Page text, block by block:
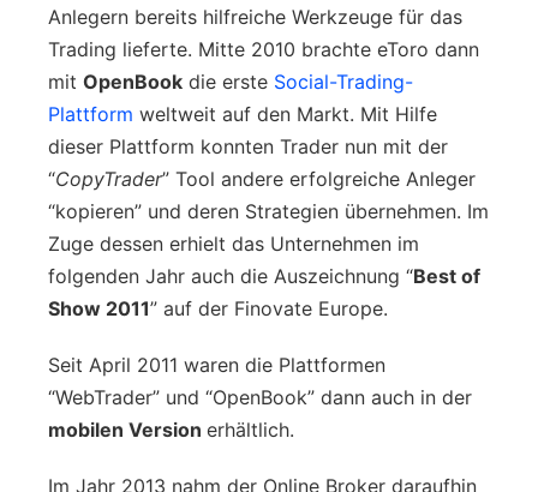
Anlegern bereits hilfreiche Werkzeuge für das
Trading lieferte. Mitte 2010 brachte eToro dann
mit OpenBook die erste Social-Trading-
Plattform weltweit auf den Markt. Mit Hilfe
dieser Plattform konnten Trader nun mit der
“CopyTrader” Tool andere erfolgreiche Anleger
“kopieren” und deren Strategien übernehmen. Im
Zuge dessen erhielt das Unternehmen im
folgenden Jahr auch die Auszeichnung “Best of
Show 2011” auf der Finovate Europe.
Seit April 2011 waren die Plattformen
“WebTrader” und “OpenBook” dann auch in der
mobilen Version erhältlich.
Im Jahr 2013 nahm der Online Broker daraufhin